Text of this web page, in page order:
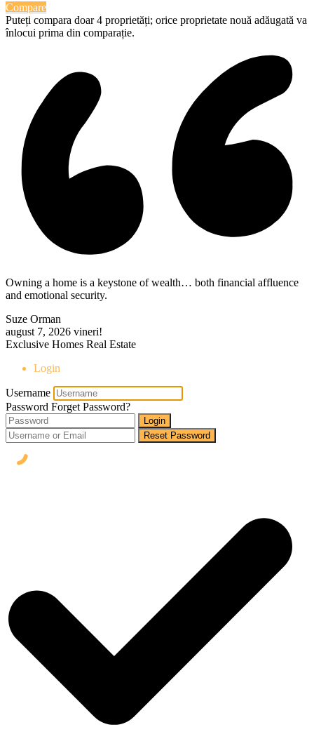
Compare
Puteți compara doar 4 proprietăți; orice proprietate nouă adăugată va
înlocui prima din comparație.
Owning a home is a keystone of wealth… both financial affluence
and emotional security.
Suze Orman
august 7, 2026 vineri!
Exclusive Homes Real Estate
Login
Username
Password Forget Password?
Login
Reset Password